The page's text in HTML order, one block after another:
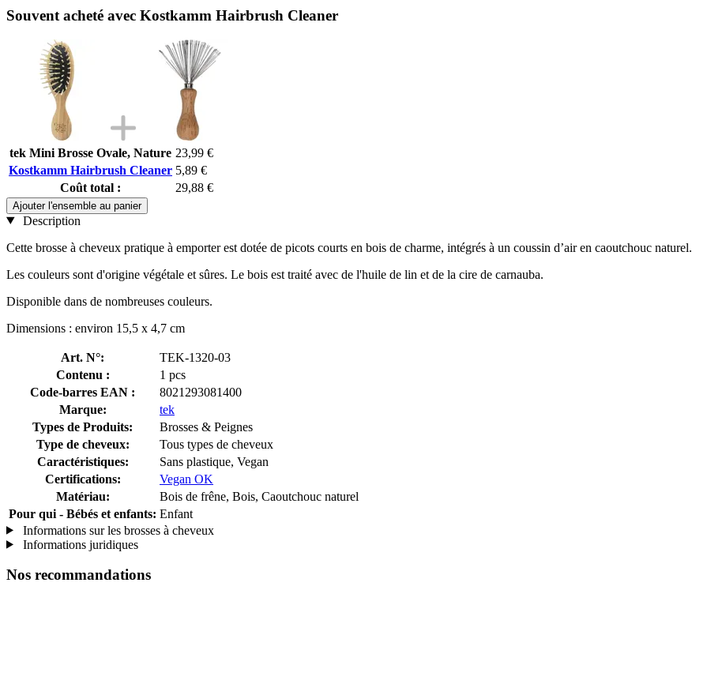
Souvent acheté avec Kostkamm Hairbrush Cleaner
tek Mini Brosse Ovale, Nature 23,99 €
Kostkamm Hairbrush Cleaner 5,89 €
Coût total :
29,88 €
Ajouter l'ensemble au panier
Description
Cette brosse à cheveux pratique à emporter est dotée de picots courts en bois de charme, intégrés à un coussin d’air en caoutchouc naturel.
Les couleurs sont d'origine végétale et sûres. Le bois est traité avec de l'huile de lin et de la cire de carnauba.
Disponible dans de nombreuses couleurs.
Dimensions : environ 15,5 x 4,7 cm
Art. N°:
TEK-1320-03
Contenu :
1 pcs
Code-barres EAN :
8021293081400
Marque:
tek
Types de Produits:
Brosses & Peignes
Type de cheveux:
Tous types de cheveux
Caractéristiques:
Sans plastique, Vegan
Certifications:
Vegan OK
Matériau:
Bois de frêne, Bois, Caoutchouc naturel
Pour qui - Bébés et enfants: Enfant
Informations sur les brosses à cheveux
Informations juridiques
Nos recommandations